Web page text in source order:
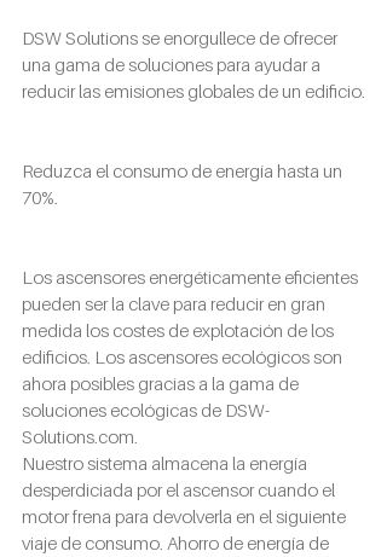
DSW Solutions se enorgullece de ofrecer
una gama de soluciones para ayudar a
reducir las emisiones globales de un edificio.
Reduzca el consumo de energía hasta un
70%.
Los ascensores energéticamente eficientes
pueden ser la clave para reducir en gran
medida los costes de explotación de los
edificios. Los ascensores ecológicos son
ahora posibles gracias a la gama de
soluciones ecológicas de DSW-
Solutions.com
Nuestro sistema almacena la energía
desperdiciada por el ascensor cuando el
motor frena para devolverla en el siguiente
viaje de consumo. Ahorro de energía de